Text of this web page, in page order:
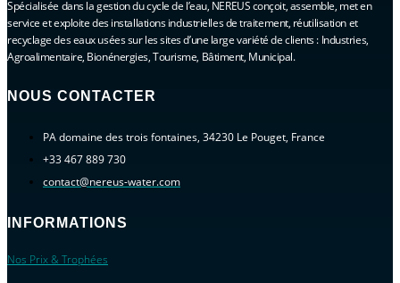
Spécialisée dans la gestion du cycle de l’eau, NEREUS conçoit, assemble, met en
service et exploite des installations industrielles de traitement, réutilisation et
recyclage des eaux usées sur les sites d’une large variété de clients : Industries,
Agroalimentaire, Bionénergies, Tourisme, Bâtiment, Municipal.
NOUS CONTACTER
PA domaine des trois fontaines, 34230 Le Pouget, France
+33 467 889 730
contact@nereus-water.com
INFORMATIONS
Nos Prix & Trophées